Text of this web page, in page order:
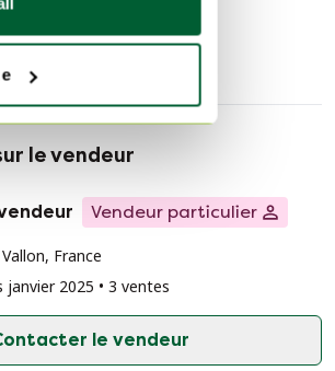
le vendeur
Vendeur particulier
France
janvier 2025 • 3 ventes
le vendeur